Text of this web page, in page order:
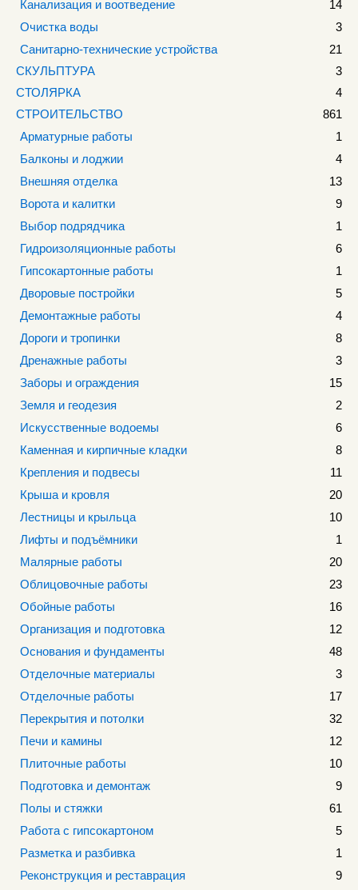
Канализация и воотведение
14
Очистка воды
3
Санитарно-технические устройства
21
СКУЛЬПТУРА
3
СТОЛЯРКА
4
СТРОИТЕЛЬСТВО
861
Арматурные работы
1
Балконы и лоджии
4
Внешняя отделка
13
Ворота и калитки
9
Выбор подрядчика
1
Гидроизоляционные работы
6
Гипсокартонные работы
1
Дворовые постройки
5
Демонтажные работы
4
Дороги и тропинки
8
Дренажные работы
3
Заборы и ограждения
15
Земля и геодезия
2
Искусственные водоемы
6
Каменная и кирпичные кладки
8
Крепления и подвесы
11
Крыша и кровля
20
Лестницы и крыльца
10
Лифты и подъёмники
1
Малярные работы
20
Облицовочные работы
23
Обойные работы
16
Организация и подготовка
12
Основания и фундаменты
48
Отделочные материалы
3
Отделочные работы
17
Перекрытия и потолки
32
Печи и камины
12
Плиточные работы
10
Подготовка и демонтаж
9
Полы и стяжки
61
Работа с гипсокартоном
5
Разметка и разбивка
1
Реконструкция и реставрация
9